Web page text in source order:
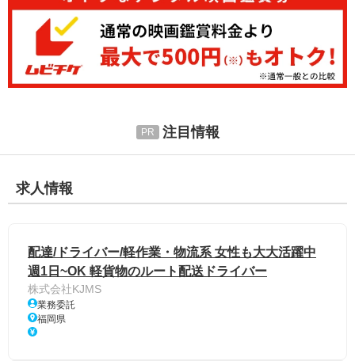
注目情報
求人情報
配達/ドライバー/軽作業・物流系 女性も大大活躍中
週1日~OK 軽貨物のルート配送ドライバー
株式会社KJMS
業務委託
福岡県